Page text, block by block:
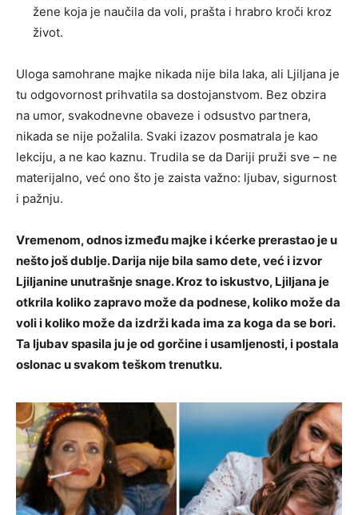
žene koja je naučila da voli, prašta i hrabro kroči kroz
život.
Uloga samohrane majke nikada nije bila laka, ali Ljiljana je
tu odgovornost prihvatila sa dostojanstvom. Bez obzira
na umor, svakodnevne obaveze i odsustvo partnera,
nikada se nije požalila. Svaki izazov posmatrala je kao
lekciju, a ne kao kaznu. Trudila se da Dariji pruži sve – ne
materijalno, već ono što je zaista važno: ljubav, sigurnost
i pažnju.
Vremenom, odnos između majke i kćerke prerastao je u
nešto još dublje. Darija nije bila samo dete, već i izvor
Ljiljanine unutrašnje snage. Kroz to iskustvo, Ljiljana je
otkrila koliko zapravo može da podnese, koliko može da
voli i koliko može da izdrži kada ima za koga da se bori.
Ta ljubav spasila ju je od gorčine i usamljenosti, i postala
oslonac u svakom teškom trenutku.